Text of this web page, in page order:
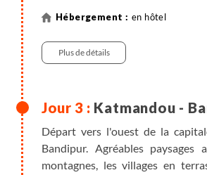
une colline, et du stupa de
Pashupatinath, le grand
bord de la rivière sacrée Bagmati.
Petit déjeuner inclus. Déjeuner et
en hôtel
Plus de détails
Katmandou -
Départ vers l'ouest de la
Bandipur. Agréables paysages
montagnes, les villages en